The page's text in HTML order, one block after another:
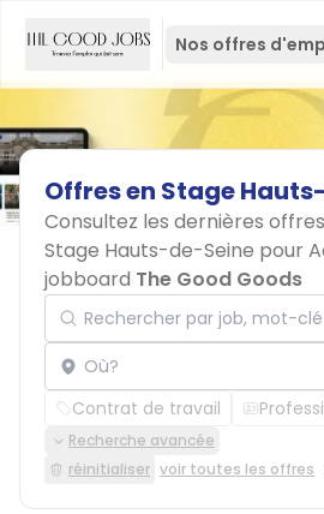
Nos offres
Offresen Stage
Consultez les dernières
Stage Hauts-de-Seine pour
jobboard The Good Goods
Rechercher par job, mot-clé
Localisation
Contrat de travail
Recherche avancée
réinitialiser voir toutes les offres